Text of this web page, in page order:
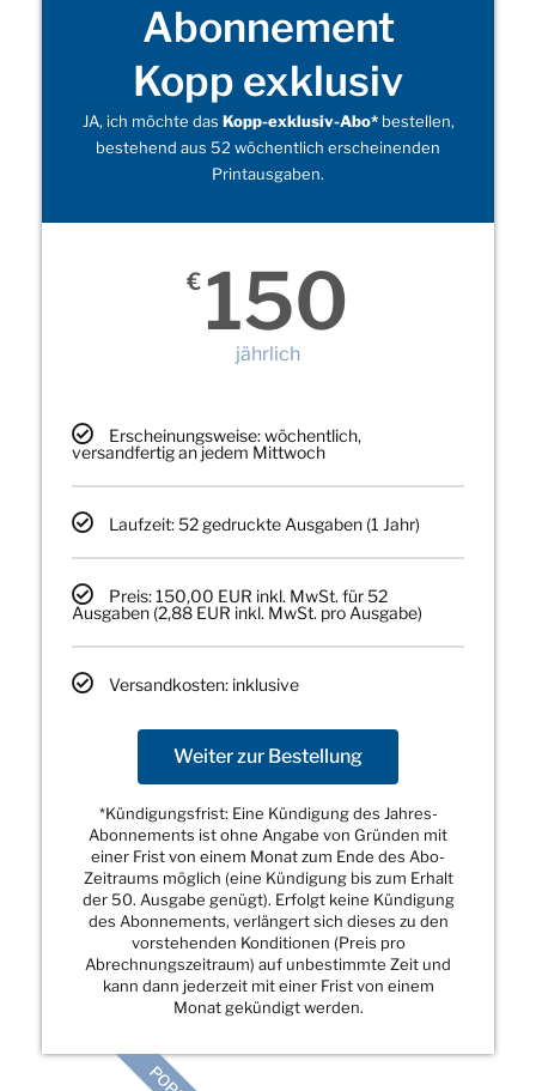
Abonnement
Kopp exklusiv
JA, ich möchte das Kopp-exklusiv-Abo*bestellen,
bestehend aus 52 wöchentlich erscheinenden
Printausgaben.
€ 150
jährlich
Erscheinungsweise: wöchentlich,
versandfertig an jedem Mittwoch
Laufzeit: 52 gedruckte Ausgaben (1 Jahr)
Preis: 150,00 EUR inkl. MwSt. für 52
Ausgaben (2,88 EUR inkl. MwSt. pro Ausgabe)
Versandkosten: inklusive
Weiter zur Bestellung
*Kündigungsfrist: Eine Kündigung des Jahres-
Abonnements ist ohne Angabe von Gründen mit
einer Frist von einem Monat zum Ende des Abo-
Zeitraums möglich (eine Kündigung bis zum Erhalt
der 50. Ausgabe genügt). Erfolgt keine Kündigung
des Abonnements, verlängert sich dieses zu den
vorstehenden Konditionen (Preis pro
Abrechnungszeitraum) auf unbestimmte Zeit und
kann dann jederzeit mit einer Frist von einem
Monat gekündigt werden.